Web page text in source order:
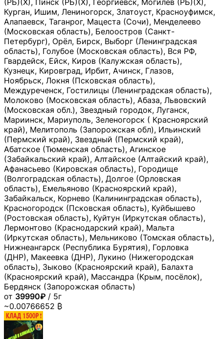
(РБ)(Х), Пинск (РБ)(Х), Георгиевск, Могилев (РБ)(Х),
Курган, Ишим, Лениногорск, Златоуст, Красноуфимск,
Алапаевск, Таганрог, Мацеста (Сочи), Менделеево
(Московская область), Белоостров (Санкт-
Петербург), Орёл, Бирск, Выборг (Ленинградская
область), Голубое (Московская область), Вся РФ,
Гвардейск, Ейск, Киров (Калужская область),
Кузнецк, Кировград, Ирбит, Ачинск, Глазов,
Ноябрьск, Локня (Псковская область),
Междуреченск, Гостилицы (Ленинградская область),
Молоково (Московская область), Абаза, Львовский
(Московская обл.), Звездный городок, Луганск,
Мариинск, Мариуполь, Зеленогорск ( Красноярский
край), Мелитополь (Запорожская обл), Ильинский
(Пермский край), Звездный (Пермский край),
Абатское (Тюменская область), Агинское
(Забайкальский край), Алтайское (Алтайский край),
Афанасьево (Кировская область), Городище
(Волгоградская область), Долгое (Орловская
область), Емельяново (Красноярский край),
Забайкальск, Корнево (Калининградская область),
Красногородск (Псковская область), Куйбышево
(Ростовская область), Куйтун (Иркутская область),
Лермонтово (Краснодарский край), Мальта
(Иркутская область), Мельниково (Томская область),
Нижнеангарск (Республика Бурятия), Горловка
(ДНР), Макеевка (ДНР), Лукино (Нижегородская
область), Зыково (Красноярский край), Балахта
(Красноярский край), Массандра (Крым, посёлок),
Бердянск (Запорожская область)
от 39990₽ / 5г
~0.00766652 ₿